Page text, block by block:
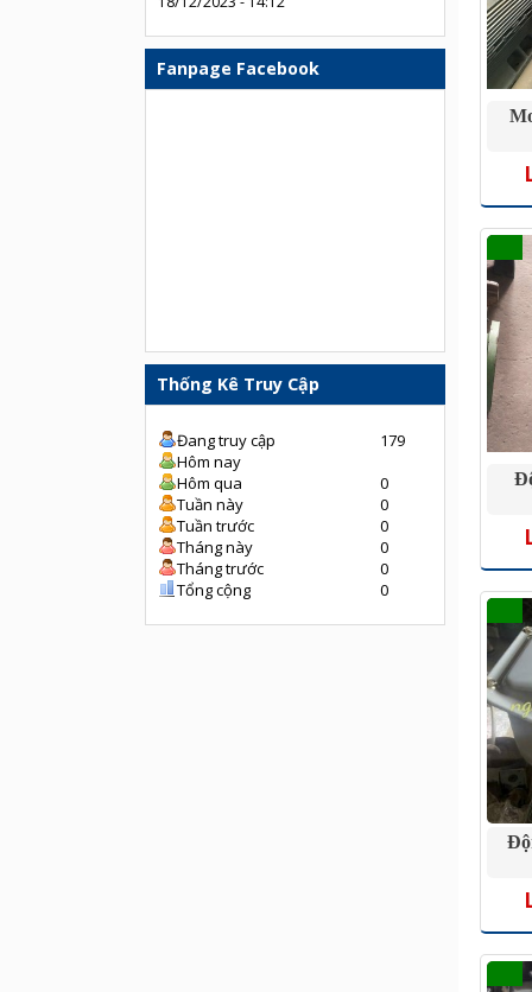
Fanpage Facebook
Thống Kê Truy Cập
Đang truy cập
179
Hôm nay
Hôm qua
0
Tuần này
0
Tuần trước
0
Tháng này
0
Tháng trước
0
Tổng cộng
0